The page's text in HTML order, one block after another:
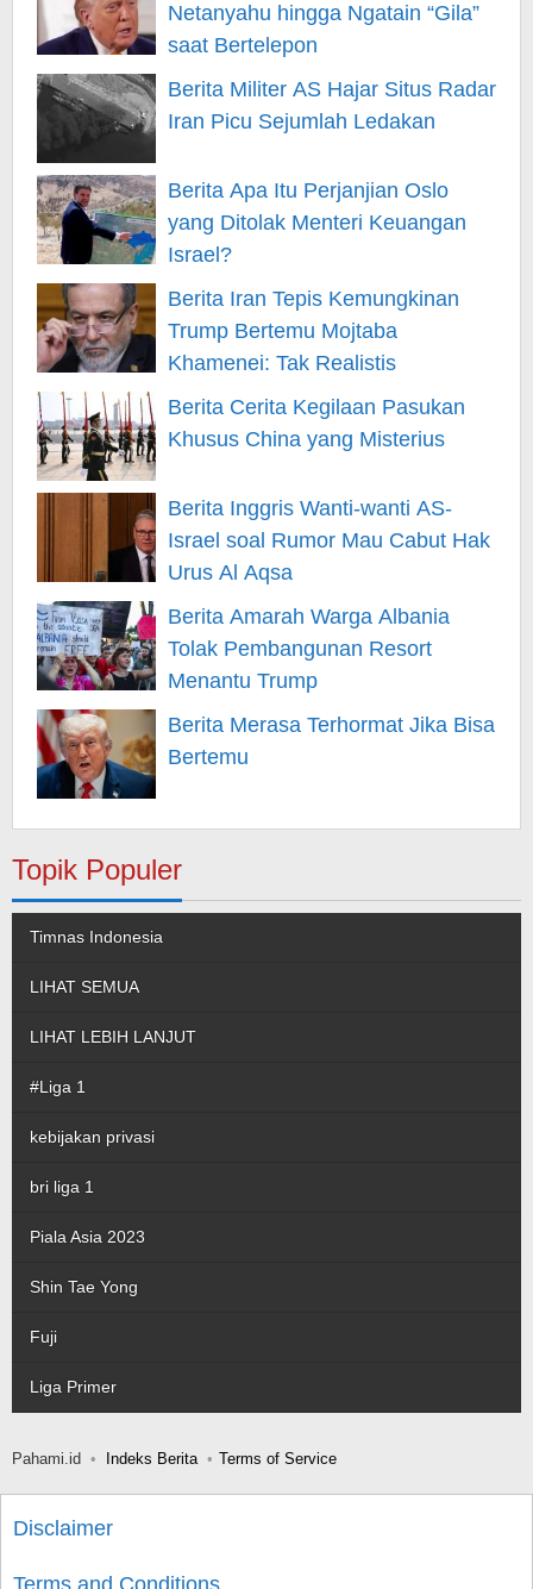
Netanyahu hingga Ngatain “Gila”
saat Bertelepon
Berita Militer AS Hajar Situs Radar
Iran Picu Sejumlah Ledakan
Berita Apa Itu Perjanjian Oslo
yang Ditolak Menteri Keuangan
Israel?
Berita Iran Tepis Kemungkinan
Trump Bertemu Mojtaba
Khamenei: Tak Realistis
Berita Cerita Kegilaan Pasukan
Khusus China yang Misterius
Berita Inggris Wanti-wanti AS-
Israel soal Rumor Mau Cabut Hak
Urus Al Aqsa
Berita Amarah Warga Albania
Tolak Pembangunan Resort
Menantu Trump
Berita Merasa Terhormat Jika Bisa
Bertemu
Topik Populer
Timnas Indonesia
LIHAT SEMUA
LIHAT LEBIH LANJUT
#Liga 1
kebijakan privasi
bri liga 1
Piala Asia 2023
Shin Tae Yong
Fuji
Liga Primer
Pahami.id Indeks Berita Terms of Service
Disclaimer
Terms and Conditions